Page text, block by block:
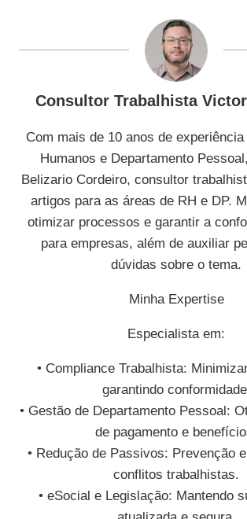
Consultor Trabalhista
Com mais de 10 anos de
Humanos e Departamento
Belizario Cordeiro, consultor
artigos para as áreas de RH e DP.
otimizar processos e garantir a
para empresas, além de auxiliar
dúvidas sobre o tema.
Minha Expertise
Especialista em:
• Compliance Trabalhista:
garantindo
• Gestão de Departamento Pessoal:
de pagamento e
• Redução de Passivos: Prevenção
conflitos trabalhistas.
• eSocial e Legislação: Mantendo